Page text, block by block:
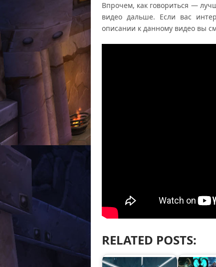
Впрочем, как говориться —
видео дальше. Если вас
описании к данному видео вы
RELATED POSTS: